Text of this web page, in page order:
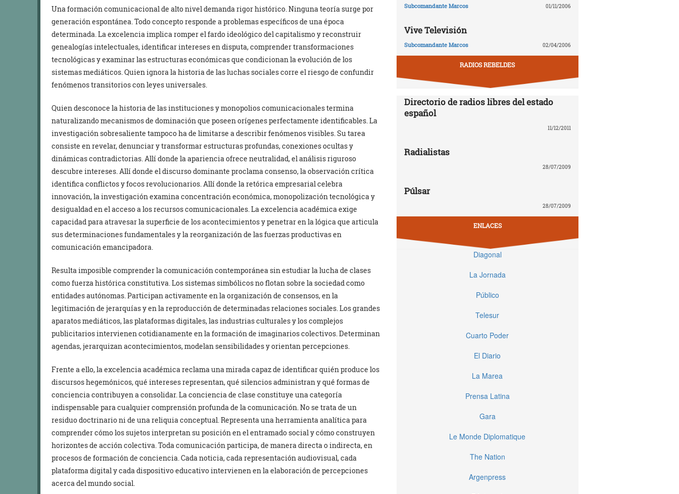
Una formación comunicacional de alto nivel demanda rigor histórico. Ninguna teoría surge por
generación espontánea. Todo concepto responde a problemas específicos de una época
determinada. La excelencia implica romper el fardo ideológico del capitalismo y reconstruir
genealogías intelectuales, identificar intereses en disputa, comprender transformaciones
tecnológicas y examinar las estructuras económicas que condicionan la evolución de los
sistemas mediáticos. Quien ignora la historia de las luchas sociales corre el riesgo de confundir
fenómenos transitorios con leyes universales.
Quien desconoce la historia de las instituciones y monopolios comunicacionales termina
naturalizando mecanismos de dominación que poseen orígenes perfectamente identificables. La
investigación sobresaliente tampoco ha de limitarse a describir fenómenos visibles. Su tarea
consiste en revelar, denunciar y transformar estructuras profundas, conexiones ocultas y
dinámicas contradictorias. Allí donde la apariencia ofrece neutralidad, el análisis riguroso
descubre intereses. Allí donde el discurso dominante proclama consenso, la observación crítica
identifica conflictos y focos revolucionarios. Allí donde la retórica empresarial celebra
innovación, la investigación examina concentración económica, monopolización tecnológica y
desigualdad en el acceso a los recursos comunicacionales. La excelencia académica exige
capacidad para atravesar la superficie de los acontecimientos y penetrar en la lógica que articula
sus determinaciones fundamentales y la reorganización de las fuerzas productivas en
comunicación emancipadora.
Resulta imposible comprender la comunicación contemporánea sin estudiar la lucha de clases
como fuerza histórica constitutiva. Los sistemas simbólicos no flotan sobre la sociedad como
entidades autónomas. Participan activamente en la organización de consensos, en la
legitimación de jerarquías y en la reproducción de determinadas relaciones sociales. Los grandes
aparatos mediáticos, las plataformas digitales, las industrias culturales y los complejos
publicitarios intervienen cotidianamente en la formación de imaginarios colectivos. Determinan
agendas, jerarquizan acontecimientos, modelan sensibilidades y orientan percepciones.
Frente a ello, la excelencia académica reclama una mirada capaz de identificar quién produce los
discursos hegemónicos, qué intereses representan, qué silencios administran y qué formas de
conciencia contribuyen a consolidar. La conciencia de clase constituye una categoría
indispensable para cualquier comprensión profunda de la comunicación. No se trata de un
residuo doctrinario ni de una reliquia conceptual. Representa una herramienta analítica para
comprender cómo los sujetos interpretan su posición en el entramado social y cómo construyen
horizontes de acción colectiva. Toda comunicación participa, de manera directa o indirecta, en
procesos de formación de conciencia. Cada noticia, cada representación audiovisual, cada
plataforma digital y cada dispositivo educativo intervienen en la elaboración de percepciones
acerca del mundo social.
Subcomandante Marcos 01/11/2006
Vive Televisión
Subcomandante Marcos 02/04/2006
RADIOS REBELDES
Directorio de radios libres del estado
español
11/12/2011
Radialistas
28/07/2009
Púlsar
28/07/2009
ENLACES
Diagonal
La Jornada
Público
Telesur
Cuarto Poder
El Diario
La Marea
Prensa Latina
Gara
Le Monde Diplomatique
The Nation
Argenpress